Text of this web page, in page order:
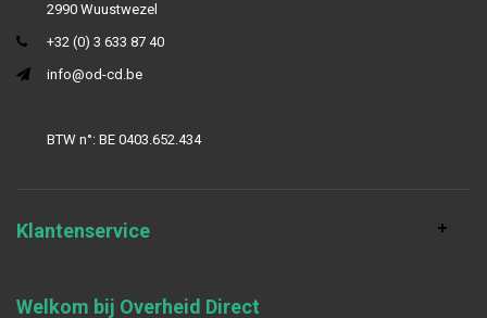
2990 Wuustwezel
+32 (0) 3 633 87 40
info@od-cd.be
BTW n°: BE 0403.652.434
Klantenservice
Welkom bij Overheid Direct